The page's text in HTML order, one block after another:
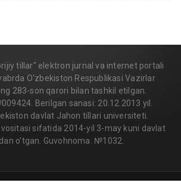
tillar" elektron jurnal va internet portali
O‘zbekiston Respublikasi Vazirlar
283-son qarori bilan tashkil etilgan.
Berilgan sanasi: 20.12.2013 yil.
davlat Jahon tillari universiteti.
sifatida 2014-yil 3-may kuni davlat
o'tgan. Guvohnoma: №1032.